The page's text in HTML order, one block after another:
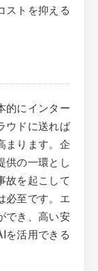
ストを抑える
的にインター
ウドに送れば
まります。企
供の一環とし
故を起こして
必至です。エ
でき、高い安
を活用できる